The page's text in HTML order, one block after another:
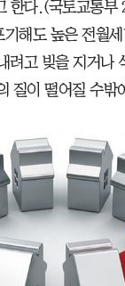
한다.(국토교통부
해도 높은 전월
려고 빚을 지거나
질이 떨어질 수밖